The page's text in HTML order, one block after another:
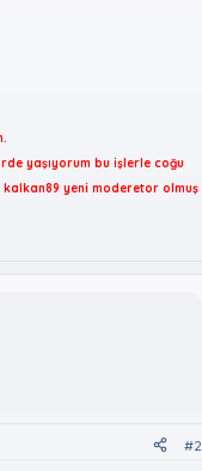
yaşıyorum bu işlerle coğu
yeni moderetor olmuş
#2